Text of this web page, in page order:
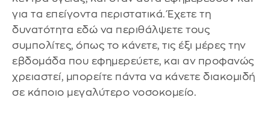
για τα επείγοντα περιστατικά. Έχετε τη
δυνατότητα εδώ να περιθάλψετε τους
συμπολίτες, όπως το κάνετε, τις έξι μέρες την
εβδομάδα που εφημερεύετε, και αν προφανώς
χρειαστεί, μπορείτε πάντα να κάνετε διακομιδή
σε κάποιο μεγαλύτερο νοσοκομείο.